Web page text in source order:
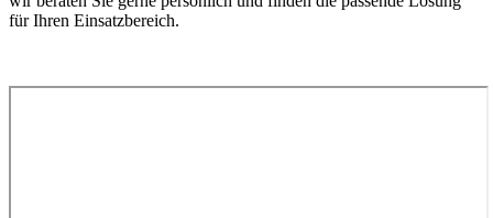
für Ihren Einsatzbereich.